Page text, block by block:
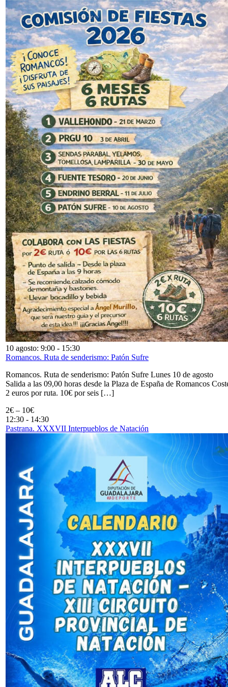
10 agosto: 9:00 - 15:30
Romancos. Ruta de senderismo: Patón Sufre
Romancos. Ruta de senderismo: Patón Sufre Lunes 10 de agosto
Salida a las 09,00 horas desde la Plaza de España de Romancos
2 euros por ruta. 10€ por seis […]
2€ – 10€
12:30 - 14:30
Pastrana. XXXVII Interpueblos de Natación